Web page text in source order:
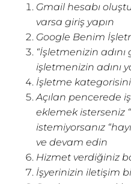
Gmail hesabı
varsa giriş yapın
Google Benim
“İşletmenizin
işletmenizin adını
İşletme
Açılan pencerede
eklemek isterseniz
istemiyorsanız
ve devam edin
Hizmet verdiğiniz
İşyerinizin iletişim